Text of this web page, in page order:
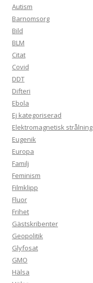
Autism
Barnomsorg
Bild
BLM
Citat
Covid
DDT
Difteri
Ebola
Ej kategoriserad
Elektromagnetisk strålning
Eugenik
Europa
Familj
Feminism
Filmklipp
Fluor
Frihet
Gästskribenter
Geopolitik
Glyfosat
GMO
Hälsa